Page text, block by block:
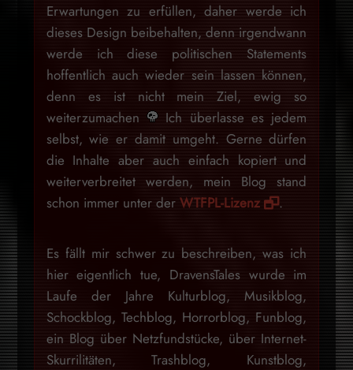
Erwartungen zu erfüllen, daher werde ich
dieses Design beibehalten, denn irgendwann
werde ich diese politischen Statements
hoffentlich auch wieder sein lassen können,
denn es ist nicht mein Ziel, ewig so
weiterzumachen
Ich überlasse es jedem
selbst, wie er damit umgeht. Gerne dürfen
die Inhalte aber auch einfach kopiert und
weiterverbreitet werden, mein Blog stand
schon immer unter der WTFPL-Lizenz .
Es fällt mir schwer zu beschreiben, was ich
hier eigentlich tue, DravensTales wurde im
Laufe der Jahre Kulturblog, Musikblog,
Schockblog, Techblog, Horrorblog, Funblog,
ein Blog über Netzfundstücke, über Internet-
Skurrilitäten, Trashblog, Kunstblog,